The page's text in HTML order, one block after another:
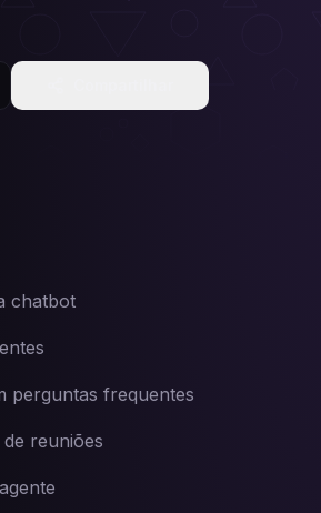
chatbot
perguntas frequentes
reuniões